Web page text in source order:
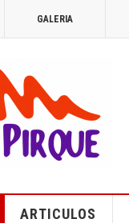
GALERIA
ARTICULOS